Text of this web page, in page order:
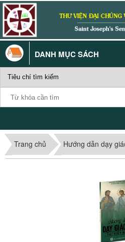
DANH MỤC SÁCH
Trang chủ Hướng dẫn dạy